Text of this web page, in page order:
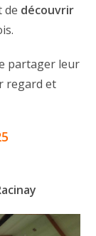
de découvrir
partager leur
regard et